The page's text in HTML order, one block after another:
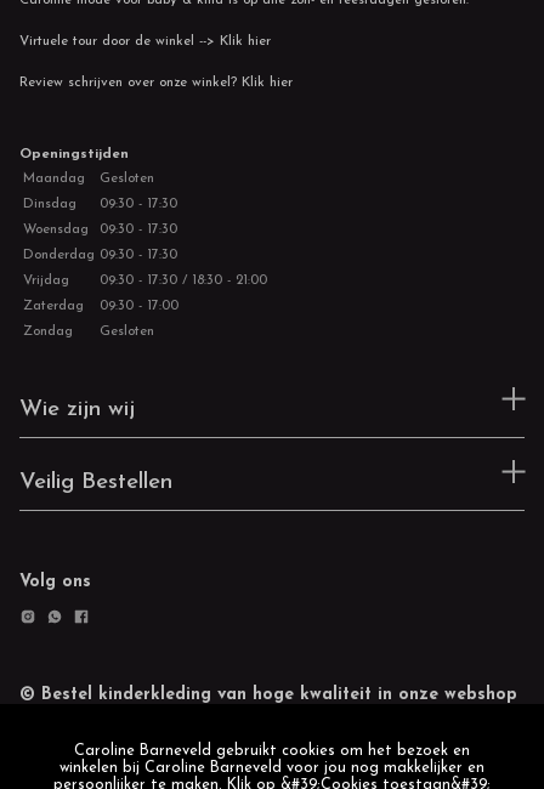
Virtuele tour door de winkel --> Klik hier
Review schrijven over onze winkel? Klik hier
Openingstijden
Maandag
Gesloten
Dinsdag
09:30 - 17:30
Woensdag
09:30 - 17:30
Donderdag 09:30 - 17:30
Vrijdag
09:30 - 17:30 / 18:30 - 21:00
Zaterdag
09:30 - 17:00
Zondag
Gesloten
Wie zijn wij
Veilig Bestellen
Volg ons
© Bestel kinderkleding van hoge kwaliteit in onze webshop
Caroline Barneveld gebruikt cookies om het bezoek en
winkelen bij Caroline Barneveld voor jou nog makkelijker en
persoonlijker te maken. Klik op &#39;Cookies toestaan&#39;